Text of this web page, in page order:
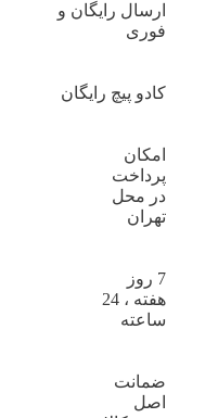
ارسال رایگان و
فوری
کادو پیچ رایگان
امکان
پرداخت
در محل
تهران
7 روز
هفته ، 24
ساعته
ضمانت
اصل